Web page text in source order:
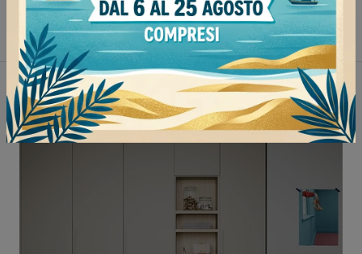
Letti singoli Flexteam Mortara
Non perderti anche: